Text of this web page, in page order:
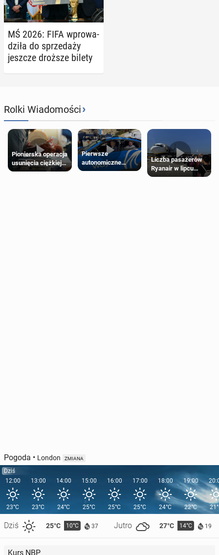
MŚ 2026: FIFA wpro­wa­
dzi­ła do sprze­da­ży
jeszcze droższe bilety
Rolki Wiadomości›
Pionierska operacja
usunięcia ciężkiej
wady wrodzonej
Pierwsze
autonomiczne
Ubery pojawią się
Liczba pasażerów
Ryanair w lipcu
pobiła rekord
Pogoda • London ZMIANA
Dziś
12:00
23°C
Dziś 25°C 10°C 37 Jutro 27°C 14°C 19
13:00
23°C
14:00
24°C
15:00
25°C
16:00
25°C
17:00
25°C
18:00
24°C
19:00
22°C
Kurs NBP